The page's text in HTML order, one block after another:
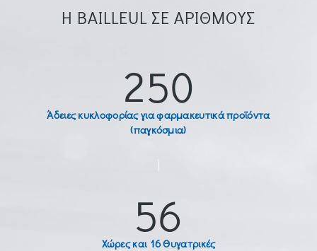
Η BAILLEUL ΣΕ ΑΡΙΘΜΟΥΣ
250
Άδειες κυκλοφορίας για φαρμακευτικά προϊόντα
(παγκόσμια)
56
Χώρες και 16 Θυγατρικές